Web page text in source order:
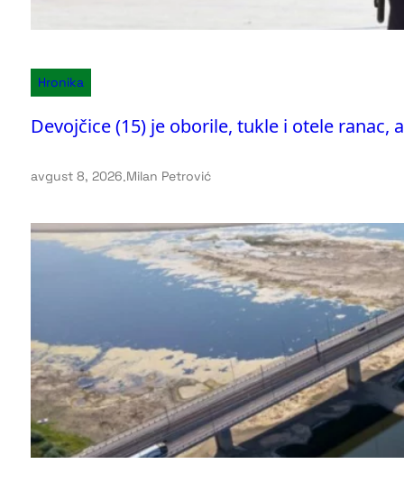
Hronika
Devojčice (15) je oborile, tukle i otele ranac,
avgust 8, 2026.Milan Petrović